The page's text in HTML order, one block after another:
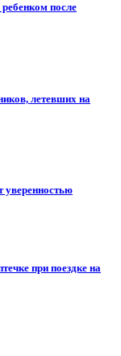
после
летевших на
уверенностью
при поездке на